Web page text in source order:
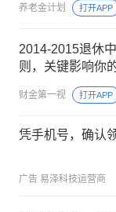
养老金计划 打开APP
2014-2015退休
则，关键影响你
财金第一视 打开APP
凭手机号，确认
广告 易泽科技运营商